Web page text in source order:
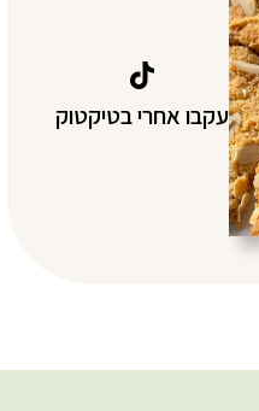
עקבו אחרי בטיקטוק